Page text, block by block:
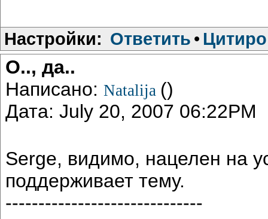
Настройки: Ответить •
О.., да..
Написано: Natalija ()
Дата: July 20, 2007 06:22PM
Serge, видимо, нацелен на
поддерживает тему.
------------------------------